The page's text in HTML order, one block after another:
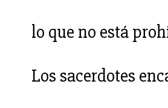
lo que no está
Los sacerdotes